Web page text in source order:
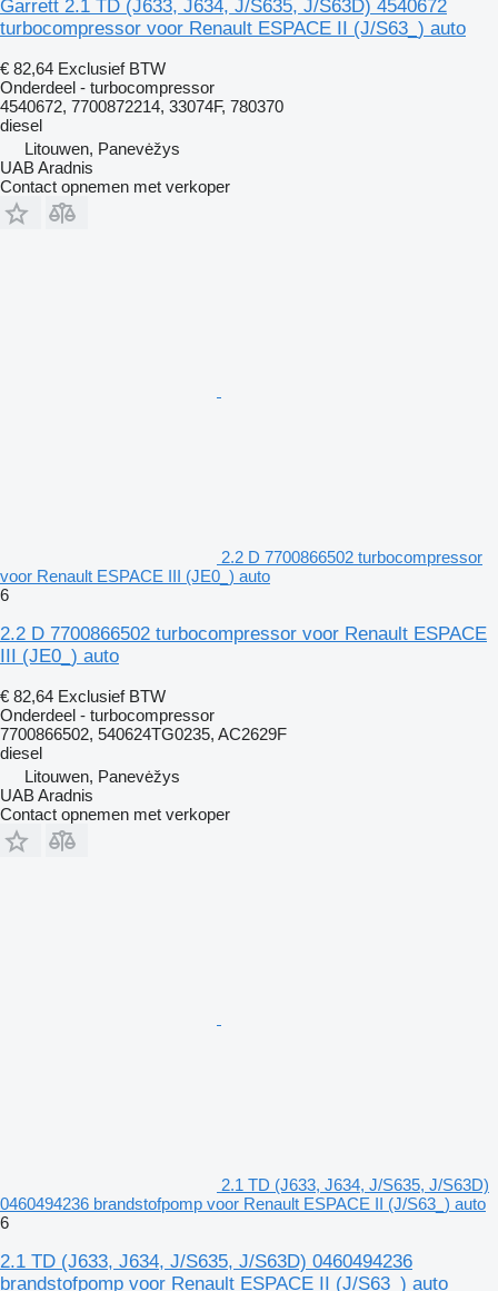
Garrett 2.1 TD (J633, J634, J/S635, J/S63D) 4540672
turbocompressor voor Renault ESPACE II (J/S63_) auto
€ 82,64 Exclusief BTW
Onderdeel - turbocompressor
4540672, 7700872214, 33074F, 780370
diesel
Litouwen, Panevėžys
UAB Aradnis
Contact opnemen met verkoper
2.2 D 7700866502 turbocompressor
voor Renault ESPACE III (JE0_) auto
6
2.2 D 7700866502 turbocompressor voor Renault ESPACE
III (JE0_) auto
€ 82,64 Exclusief BTW
Onderdeel - turbocompressor
7700866502, 540624TG0235, AC2629F
diesel
Litouwen, Panevėžys
UAB Aradnis
Contact opnemen met verkoper
2.1 TD (J633, J634, J/S635, J/S63D)
0460494236 brandstofpomp voor Renault ESPACE II (J/S63_) auto
6
2.1 TD (J633, J634, J/S635, J/S63D) 0460494236
brandstofpomp voor Renault ESPACE II (J/S63_) auto